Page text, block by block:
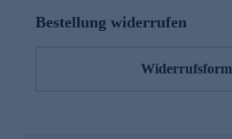
Bestellung widerrufen